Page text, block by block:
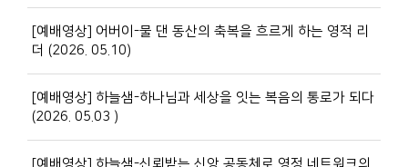
[예배영상] 어버이-물 댄 동산의 축복을 흐르게 하는 영적 리
더 (2026. 05.10)
[예배영상] 하늘샘-하나님과 세상을 잇는 복음의 통로가 되다
(2026. 05.03 )
[예배영상] 하늘샘-신뢰받는 신앙 공동체로 영정 네트워크의